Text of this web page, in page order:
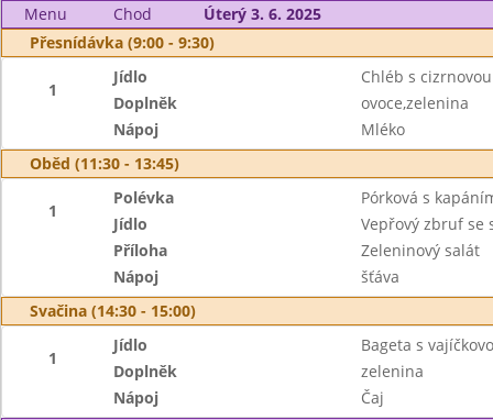
Menu
Chod
Úterý 3. 6. 2025
Přesnídávka (9:00 - 9:30)
1
Jídlo
Chléb s
Doplněk
ovoce,zelenina
Nápoj
Mléko
Oběd (11:30 - 13:45)
1
Polévka
Pórková s
Jídlo
Vepřový zbruf se
Příloha
Zeleninový salát
Nápoj
šťáva
Svačina (14:30 - 15:00)
1
Jídlo
Bageta s
Doplněk
zelenina
Nápoj
Čaj